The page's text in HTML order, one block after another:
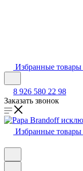
Избранные товары
8 926 580 22 98
Заказать звонок
Избранные товары